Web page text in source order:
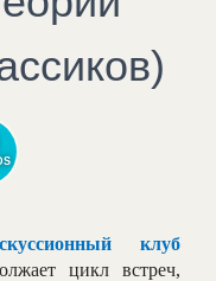
клуб
цикл встреч,